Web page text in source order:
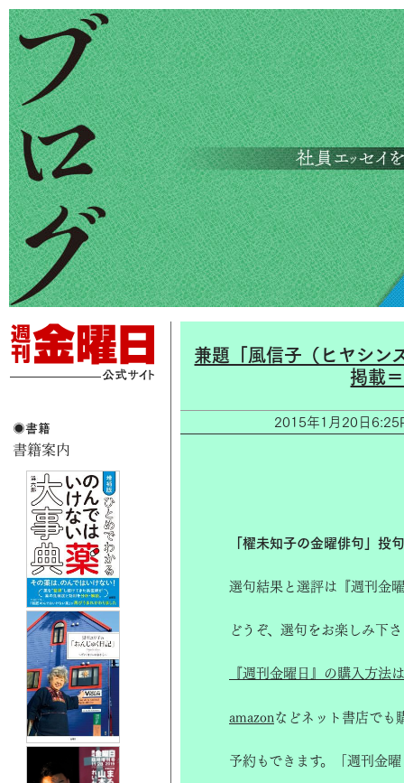
兼題「風信子（ヒヤシン
掲載
2015年1月20日
「櫂未知子の金曜俳句」投
選句結果と選評は『週刊金
どうぞ、選句をお楽しみ下
『週刊金曜日』の購入方法
amazon などネット書店でも
予約もできます。「週刊金